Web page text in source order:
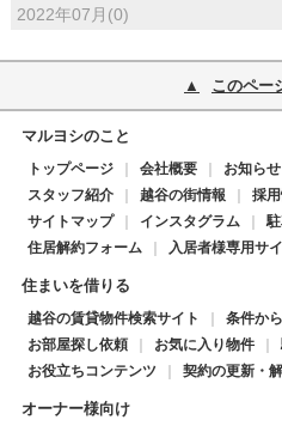
2022年07月(0)
このペー
マルヨシのこと
トップページ 会社概要 お知ら
スタッフ紹介
越谷の街情報 採
サイトマップ
インスタグラム
住居解約フォーム
入居者様専用サ
住まいを借りる
越谷の賃貸物件検索サイト 条件か
お部屋探し依頼
お気に入り物件
お役立ちコンテンツ
契約の更新・
オーナー様向け